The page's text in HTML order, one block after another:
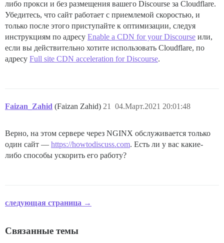
- git clone https://github.com/
- git clone https://github.com/
- git clone https://github.com/discourse/
- git clone https://github.com/
- git clone https://github.com/
## Любые пользовательские команды для запуска после
## После получения первого письма о регистрации
либо прокси и без размещения вашего Discourse за Cloudflare.
Убедитесь, что сайт работает с приемлемой скоростью, и
только после этого приступайте к оптимизации, следуя
инструкциям по адресу Enable a CDN for your Discourse или,
если вы действительно хотите использовать Cloudflare, по
адресу Full site CDN acceleration for Discourse.
Faizan_Zahid (Faizan Zahid) 04.Март.2021 20:01:48
21
Верно, на этом сервере через NGINX обслуживается только
один сайт — https://howtodiscuss.com. Есть ли у вас какие-
либо способы ускорить его работу?
следующая страница →
Связанные темы